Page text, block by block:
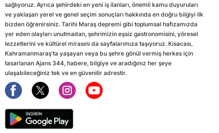
sağlıyoruz. Ayrıca şehirdeki en yeni iş ilanları, önemli kamu duyuruları
ve yaklaşan yerel ve genel seçim sonuçları hakkında en doğru bilgiyi ilk
bizden öğrenirsiniz. Tarihi Maraş depremi gibi toplumsal hafızamızda
yer eden olayları unutmadan, şehrimizin eşsiz gastronomisini, yöresel
lezzetlerini ve kültürel mirasını da sayfalarımıza taşıyoruz. Kısacası,
Kahramanmaraş'ta yaşayan veya bu şehre gönül vermiş herkes için
tasarlanan Ajans 344, habere, bilgiye ve aradığınız her şeye
ulaşabileceğiniz tek ve en güvenilir adrestir.